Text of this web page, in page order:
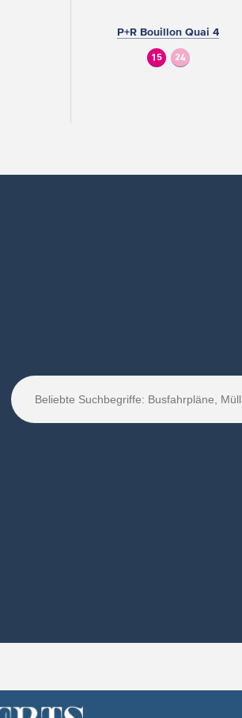
P+R Bouillon Quai 4
15 24